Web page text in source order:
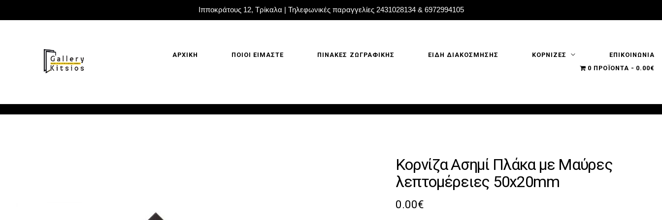
Ιπποκράτους 12, Τρίκαλα | Τηλεφωνικές παραγγελίες 2431028134 & 6972994105
ΑΡΧΙΚΗ ΠΟΙΟΙ ΕΙΜΑΣΤΕ ΠΙΝΑΚΕΣ ΖΩΓΡΑΦΙΚΗΣ ΕΙΔΗ ΔΙΑΚΟΣΜΗΣΗΣ ΚΟΡΝΙΖΕΣ
ΕΠΙΚΟΙΝΩΝΙΑ
0 ΠΡΟΪΌΝΤΑ
0.00€
Κορνίζα Ασημί Πλάκα με Μαύρες
λεπτομέρειες 50x20mm
0.00€